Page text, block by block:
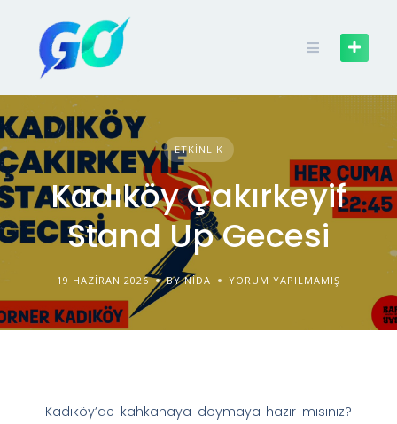
ETKINLIK
Kadıköy Çakırkeyif
Stand Up Gecesi
19 HAZIRAN 2026 BY NIDA YORUM YAPILMAMIŞ
Kadıköy’de kahkahaya doymaya hazır mısınız?